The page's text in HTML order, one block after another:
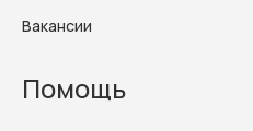
Вакансии
Помощь